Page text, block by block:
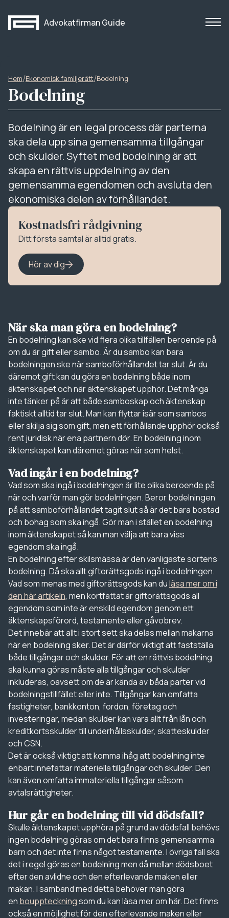
Advokatfirman Guide
Hem/Ekonomisk familjerätt/Bodelning
Bodelning
Bodelning är en legal process där parterna
ska dela upp sina gemensamma tillgångar
och skulder. Syftet med bodelning är att
skapa en rättvis uppdelning av den
gemensamma egendomen och avsluta den
ekonomiska delen av förhållandet.
Kostnadsfri rådgivning
Ditt första samtal är alltid gratis.
Hör av dig
När ska man göra en bodelning?
En bodelning kan ske vid flera olika tillfällen beroende på
om du är gift eller sambo. Är du sambo kan bara
bodelningen ske när samboförhållandet tar slut. Är du
däremot gift kan du göra en bodelning både inom
äktenskapet och när äktenskapet upphör. Det många
inte tänker på är att både samboskap och äktenskap
faktiskt alltid tar slut. Man kan flyttar isär som sambos
eller skilja sig som gift, men ett förhållande upphör också
rent juridisk när ena partnern dör. En bodelning inom
äktenskapet kan däremot göras när som helst.
Vad ingår i en bodelning?
Vad som ska ingå i bodelningen är lite olika beroende på
när och varför man gör bodelningen. Beror bodelningen
på att samboförhållandet tagit slut så är det bara bostad
och bohag som ska ingå. Gör man i stället en bodelning
inom äktenskapet så kan man välja att bara viss
egendom ska ingå.
En bodelning efter skilsmässa är den vanligaste sortens
bodelning. Då ska allt giftorättsgods ingå i bodelningen.
Vad som menas med giftorättsgods kan duläsa mer om i
den här artikeln, men kortfattat är giftorättsgods all
egendom som inte är enskild egendom genom ett
äktenskapsförord, testamente eller gåvobrev.
Det innebär att allt i stort sett ska delas mellan makarna
när en bodelning sker. Det är därför viktigt att fastställa
både tillgångar och skulder. För att en rättvis bodelning
ska kunna göras måste alla tillgångar och skulder
inkluderas, oavsett om de är kända av båda parter vid
bodelningstillfället eller inte. Tillgångar kan omfatta
fastigheter, bankkonton, fordon, företag och
investeringar, medan skulder kan vara allt från lån och
kreditkortsskulder till underhållsskulder, skatteskulder
och CSN.
Det är också viktigt att komma ihåg att bodelning inte
enbart innefattar materiella tillgångar och skulder. Den
kan även omfatta immateriella tillgångar såsom
avtalsrättigheter.
Hur går en bodelning till vid dödsfall?
Skulle äktenskapet upphöra på grund av dödsfall behövs
ingen bodelning göras om det bara finns gemensamma
barn och det inte finns något testamente. I övriga fall ska
det i regel göras en bodelning men då mellan dödsboet
efter den avlidne och den efterlevande maken eller
makan. I samband med detta behöver man göra
en bouppteckningsom du kan läsa mer om här. Det finns
också en möjlighet för den efterlevande maken eller